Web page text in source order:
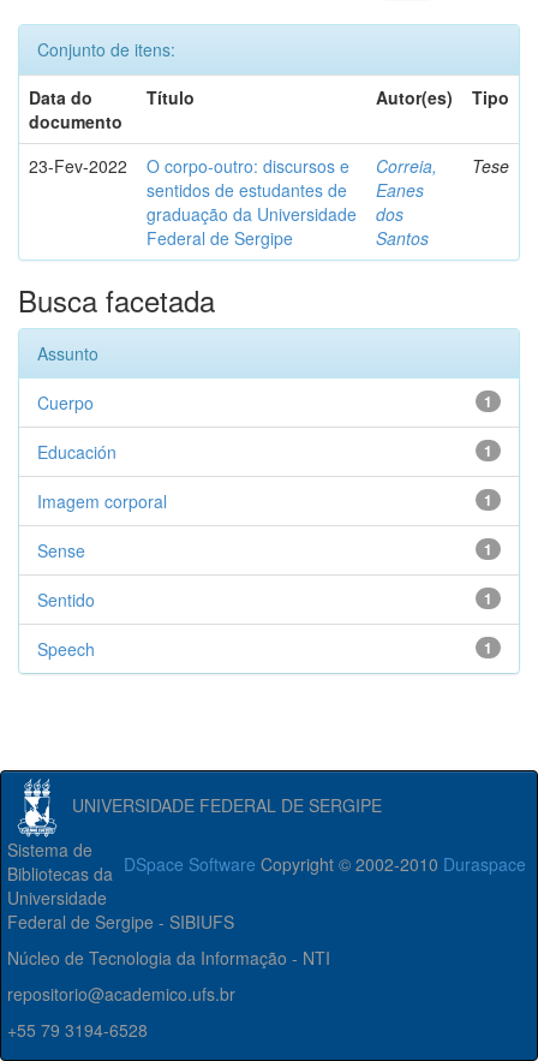
Conjunto de itens:
Data do
documento
Título Autor(es) Tipo
23-Fev-2022
O corpo-outro: discursos e
sentidos de estudantes de
graduação da Universidade
Federal de Sergipe
Correia,
Eanes
dos
Santos
Tese
Busca facetada
Assunto
1
Cuerpo
1
Educación
1
Imagem corporal
1
Sense
1
Sentido
1
Speech
UNIVERSIDADE FEDERAL DE SERGIPE
DSpace Software Copyright © 2002-2010 Duraspace
Sistema de
Bibliotecas da
Universidade
Federal de Sergipe - SIBIUFS
Núcleo de Tecnologia da Informação - NTI
repositorio@academico.ufs.br
+55 79 3194-6528